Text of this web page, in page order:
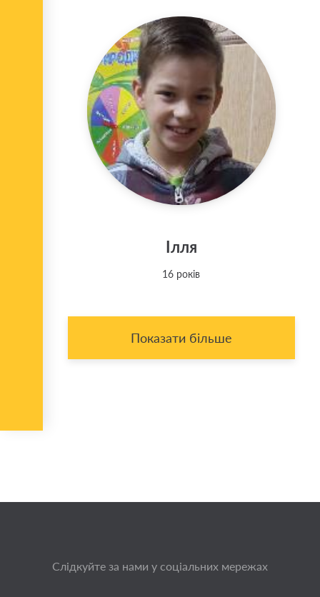
Ілля
16 років
Показати більше
Слідкуйте за нами у соціальних мережах